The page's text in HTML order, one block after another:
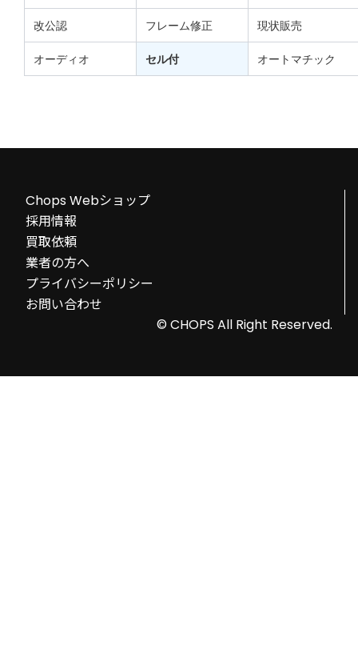
改公認 フレーム修正 現状販売
オーディオ セル付 オートマチック
Chops Webショップ
採用情報
買取依頼
業者の方へ
プライバシーポリシー
お問い合わせ
© CHOPS All Right Reserved.